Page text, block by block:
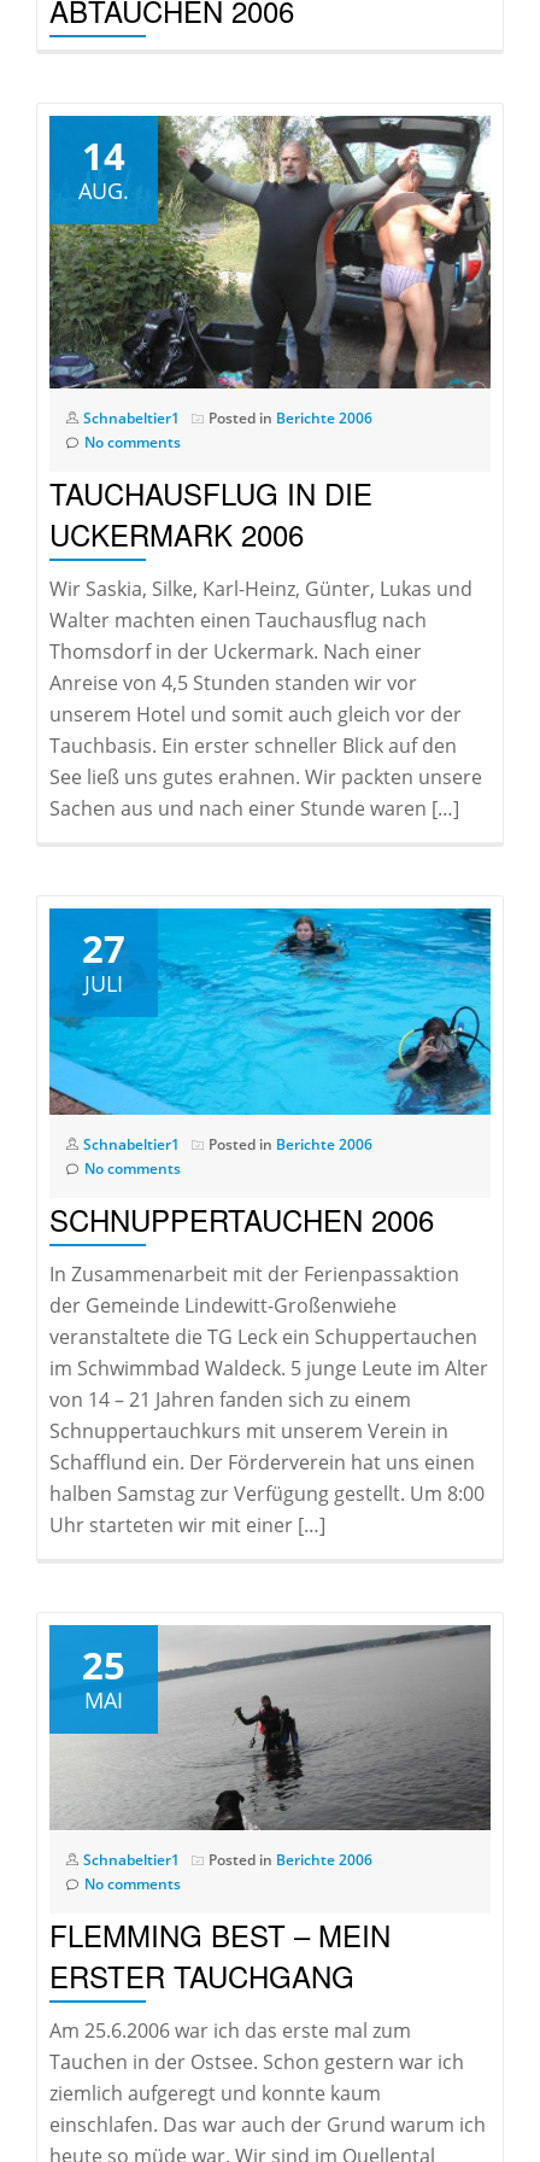
ABTAUCHEN 2006
14
AUG.
Schnabeltier1 Posted in Berichte 2006
No comments
TAUCHAUSFLUG IN DIE
UCKERMARK 2006
Wir Saskia, Silke, Karl-Heinz, Günter, Lukas und
Walter machten einen Tauchausflug nach
Thomsdorf in der Uckermark. Nach einer
Anreise von 4,5 Stunden standen wir vor
unserem Hotel und somit auch gleich vor der
Tauchbasis. Ein erster schneller Blick auf den
See ließ uns gutes erahnen. Wir packten unsere
Sachen aus und nach einer Stunde waren […]
27
JULI
Schnabeltier1 Posted in Berichte 2006
No comments
SCHNUPPERTAUCHEN 2006
In Zusammenarbeit mit der Ferienpassaktion
der Gemeinde Lindewitt-Großenwiehe
veranstaltete die TG Leck ein Schuppertauchen
im Schwimmbad Waldeck. 5 junge Leute im Alter
von 14 – 21 Jahren fanden sich zu einem
Schnuppertauchkurs mit unserem Verein in
Schafflund ein. Der Förderverein hat uns einen
halben Samstag zur Verfügung gestellt. Um 8:00
Uhr starteten wir mit einer […]
25
MAI
Schnabeltier1 Posted in Berichte 2006
No comments
FLEMMING BEST – MEIN
ERSTER TAUCHGANG
Am 25.6.2006 war ich das erste mal zum
Tauchen in der Ostsee. Schon gestern war ich
ziemlich aufgeregt und konnte kaum
einschlafen. Das war auch der Grund warum ich
heute so müde war. Wir sind im Quellental